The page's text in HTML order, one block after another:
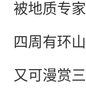
被地质专
四周有环
又可漫赏